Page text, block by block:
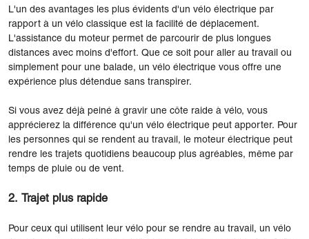
L'un des avantages les plus évidents d'un vélo électrique par
rapport à un vélo classique est la facilité de déplacement.
L'assistance du moteur permet de parcourir de plus longues
distances avec moins d'effort. Que ce soit pour aller au travail ou
simplement pour une balade, un vélo électrique vous offre une
expérience plus détendue sans transpirer.
Si vous avez déjà peiné à gravir une côte raide à vélo, vous
apprécierez la différence qu'un vélo électrique peut apporter. Pour
les personnes qui se rendent au travail, le moteur électrique peut
rendre les trajets quotidiens beaucoup plus agréables, même par
temps de pluie ou de vent.
2. Trajet plus rapide
Pour ceux qui utilisent leur vélo pour se rendre au travail, un vélo